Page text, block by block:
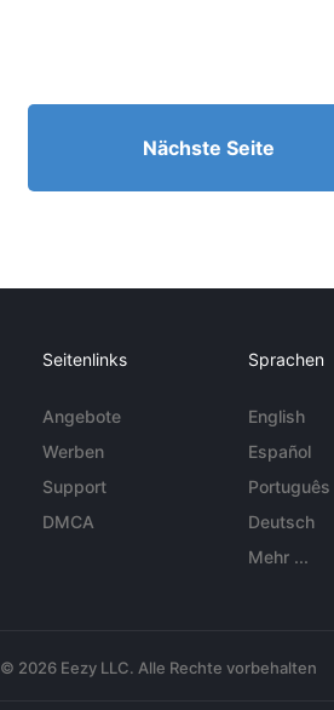
Nächste Seite
Seitenlinks
Angebote
Werben
Support
DMCA
Sprachen
English
Español
Português
Deutsch
Mehr ...
© 2026 Eezy LLC. Alle Rechte vorbehalten